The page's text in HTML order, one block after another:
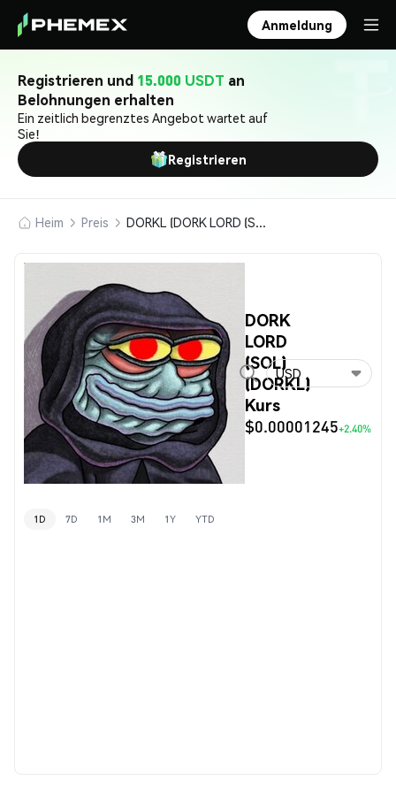
Anmeldung
Registrieren und 15.000 USDT an
Belohnungen erhalten
Ein zeitlich begrenztes Angebot wartet auf
Sie!
Registrieren
Heim Preis DORKL (DORK LORD (SOL))
DORK
LORD
(SOL)
(DORKL)
Kurs
$0.00001245+2.40%
USD
1D 7D 1M 3M 1Y YTD